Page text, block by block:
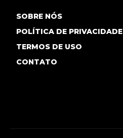
SOBRE NÓS
POLÍTICA DE PRIVACIDADE
TERMOS DE USO
CONTATO